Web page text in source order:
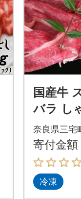
国産牛
バラ し
約400g(
冷凍 山
奈良県三宅
寄付金額
冷凍